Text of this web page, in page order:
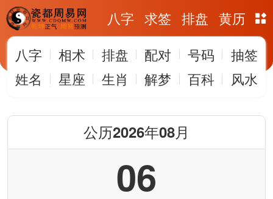
八字 求签 排盘 黄历
八字
相术 排盘 配对 号码
抽签
姓名
星座 生肖 解梦 百科 风水
公历2026年08月
06